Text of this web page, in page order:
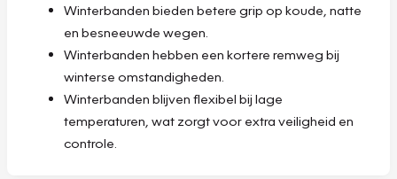
Winterbanden bieden betere grip op koude, natte
en besneeuwde wegen.
Winterbanden hebben een kortere remweg bij
winterse omstandigheden.
Winterbanden blijven flexibel bij lage
temperaturen, wat zorgt voor extra veiligheid en
controle.